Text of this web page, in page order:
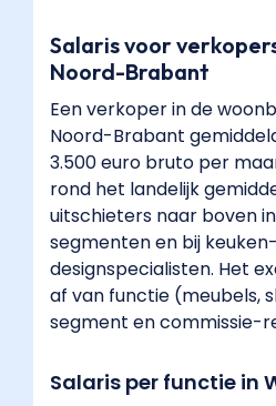
Salaris voor
Noord-Brabant
Een verkoper in de
Noord-Brabant
3.500 euro bruto per
rond het landelijk
uitschieters naar boven
segmenten en bij
designspecialisten. Het
af van functie (meubels,
segment en commissie-
Salaris per functie in